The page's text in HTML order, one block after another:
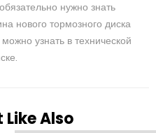
нужно знать
нового тормозного диска
узнать в технической
Like Also